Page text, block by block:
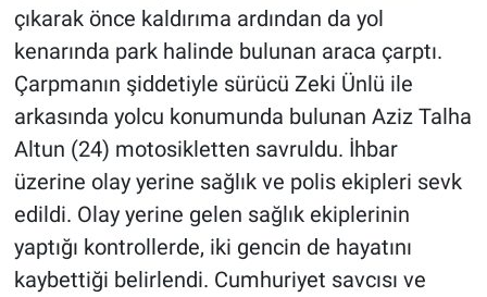
çıkarak önce kaldırıma ardından da yol
kenarında park halinde bulunan araca çarptı.
Çarpmanın şiddetiyle sürücü Zeki Ünlü ile
arkasında yolcu konumunda bulunan Aziz Talha
Altun (24) motosikletten savruldu. İhbar
üzerine olay yerine sağlık ve polis ekipleri sevk
edildi. Olay yerine gelen sağlık ekiplerinin
yaptığı kontrollerde, iki gencin de hayatını
kaybettiği belirlendi. Cumhuriyet savcısı ve